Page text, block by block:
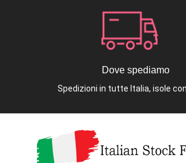
Dove spediamo
Spedizioni in tutte Italia, isole